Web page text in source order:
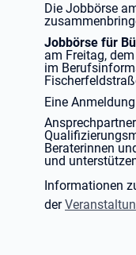
Die Jobbörse
Jobbörse für
am Freitag, dem
im
Eine
Beraterinnen
und
Informationen
der